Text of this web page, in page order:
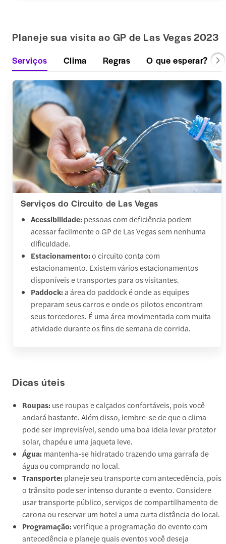
Planeje sua visita ao GP de Las Vegas 2023
Serviços Clima Regras O que esperar?
Serviços do Circuito de Las Vegas
Acessibilidade: pessoas com deficiência podem
acessar facilmente o GP de Las Vegas sem nenhuma
dificuldade.
Estacionamento:o circuito conta com
estacionamento. Existem vários estacionamentos
disponíveis e transportes para os visitantes.
Paddock:a área do paddock é onde as equipes
preparam seus carros e onde os pilotos encontram
seus torcedores. É uma área movimentada com muita
atividade durante os fins de semana de corrida.
Dicas úteis
Roupas: use roupas e calçados confortáveis, pois você
andará bastante. Além disso, lembre-se de que o clima
pode ser imprevisível, sendo uma boa ideia levar protetor
solar, chapéu e uma jaqueta leve.
Água: mantenha-se hidratado trazendo uma garrafa de
água ou comprando no local.
Transporte: planeje seu transporte com antecedência, pois
o trânsito pode ser intenso durante o evento. Considere
usar transporte público, serviços de compartilhamento de
carona ou reservar um hotel a uma curta distância do local.
Programação:verifique a programação do evento com
antecedência e planeje quais eventos você deseja